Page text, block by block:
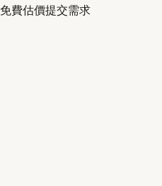
免費估價提交需求